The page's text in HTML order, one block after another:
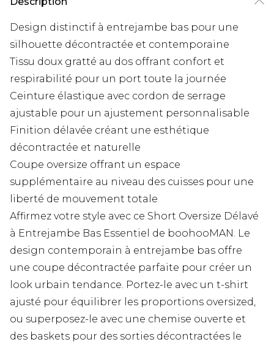
Design distinctif à entrejambe bas pour une
silhouette décontractée et contemporaine
Tissu doux gratté au dos offrant confort et
respirabilité pour un port toute la journée
Ceinture élastique avec cordon de serrage
ajustable pour un ajustement personnalisable
Finition délavée créant une esthétique
décontractée et naturelle
Coupe oversize offrant un espace
supplémentaire au niveau des cuisses pour une
liberté de mouvement totale
Affirmez votre style avec ce Short Oversize Délavé
à Entrejambe Bas Essentiel de boohooMAN. Le
design contemporain à entrejambe bas offre
une coupe décontractée parfaite pour créer un
look urbain tendance. Portez-le avec un t-shirt
ajusté pour équilibrer les proportions oversized,
ou superposez-le avec une chemise ouverte et
des baskets pour des sorties décontractées le